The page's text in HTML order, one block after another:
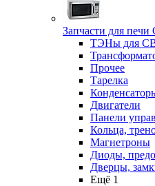
Запчасти для
ТЭНы для
Прочее
Тарелка
Двигатели
Панели
Кольца,
Магнетроны
Диоды,
Дверцы,
Ещё 1